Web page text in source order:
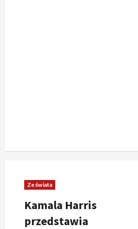
Ze świata
Kamala Harris
przedstawia